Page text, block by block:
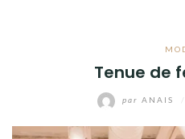
Tenue de
par ANAIS